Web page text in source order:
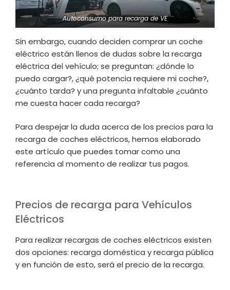
Autoconsumo para recarga de VE
Sin embargo, cuando deciden comprar un coche
eléctrico están llenos de dudas sobre la recarga
eléctrica del vehículo; se preguntan: ¿dónde lo
puedo cargar?, ¿qué potencia requiere mi coche?,
¿cuánto tarda? y una pregunta infaltable ¿cuánto
me cuesta hacer cada recarga?
Para despejar la duda acerca de los precios para la
recarga de coches eléctricos, hemos elaborado
este artículo que puedes tomar como una
referencia al momento de realizar tus pagos.
Precios de recarga para Vehículos
Eléctricos
Para realizar recargas de coches eléctricos existen
dos opciones: recarga doméstica y recarga pública
y en función de esto, será el precio de la recarga.